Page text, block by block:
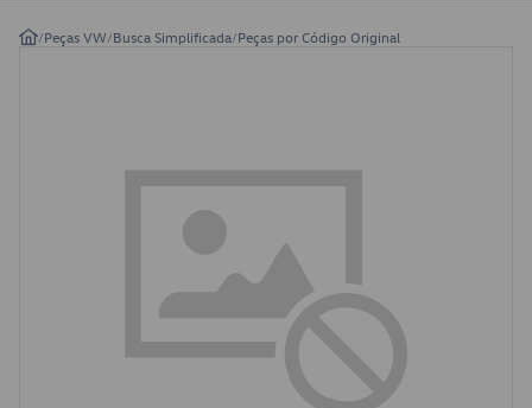
/Peças VW/Busca Simplificada/Peças por Código Original